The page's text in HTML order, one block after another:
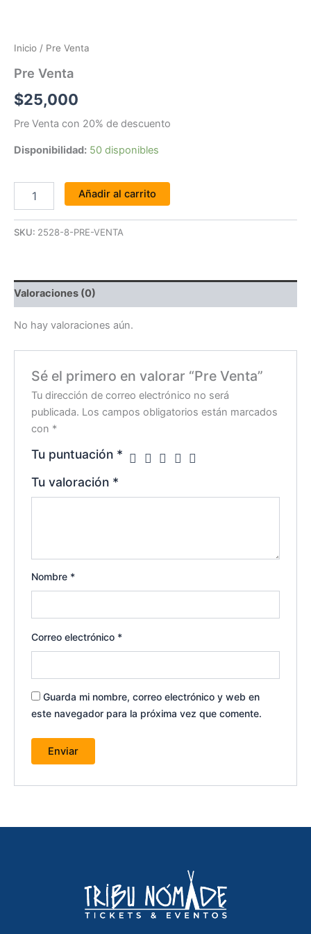
Inicio / Pre Venta
Pre Venta
$25,000
Pre Venta con 20% de descuento
Disponibilidad: 50 disponibles
Añadir al carrito
SKU: 2528-8-PRE-VENTA
Valoraciones (0)
No hay valoraciones aún.
Sé el primero en valorar “Pre Venta”
Tu dirección de correo electrónico no será
publicada. Los campos obligatorios están marcados
con *
Tu puntuación *
Tu valoración *
Nombre *
Correo electrónico *
Guarda mi nombre, correo electrónico y web en
este navegador para la próxima vez que comente.